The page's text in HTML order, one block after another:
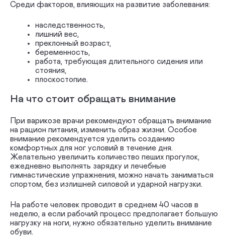
Среди факторов, влияющих на развитие заболевания:
наследственность,
лишний вес,
преклонный возраст,
беременность,
работа, требующая длительного сидения или
стояния,
плоскостопие.
На что стоит обращать внимание
При варикозе врачи рекомендуют обращать внимание
на рацион питания, изменить образ жизни. Особое
внимание рекомендуется уделить созданию
комфортных для ног условий в течение дня.
Желательно увеличить количество пеших прогулок,
ежедневно выполнять зарядку и лечебные
гимнастические упражнения, можно начать заниматься
спортом, без излишней силовой и ударной нагрузки.
На работе человек проводит в среднем 40 часов в
неделю, а если рабочий процесс предполагает большую
нагрузку на ноги, нужно обязательно уделить внимание
обуви.